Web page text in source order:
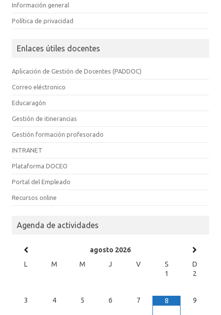
Información general
Política de privacidad
Enlaces útiles docentes
Aplicación de Gestión de Docentes (PADDOC)
Correo eléctronico
Educaragón
Gestión de itinerancias
Gestión formación profesorado
INTRANET
Plataforma DOCEO
Portal del Empleado
Recursos online
Agenda de actividades
agosto 2026
L
M M J V S
D
1
2
3 4 5 6 7 8 9